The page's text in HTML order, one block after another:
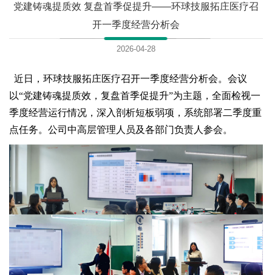
党建铸魂提质效 复盘首季促提升——环球技服拓庄医疗召
开一季度经营分析会
2026-04-28
近日，环球技服拓庄医疗召开一季度经营分析会。会议
以“党建铸魂提质效，复盘首季促提升”为主题，全面检视一
季度经营运行情况，深入剖析短板弱项，系统部署二季度重
点任务。公司中高层管理人员及各部门负责人参会。